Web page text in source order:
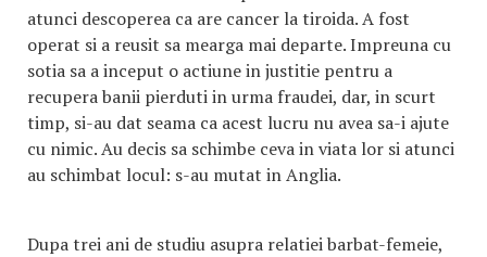
atunci descoperea ca are cancer la tiroida. A fost
operat si a reusit sa mearga mai departe. Impreuna cu
sotia sa a inceput o actiune in justitie pentru a
recupera banii pierduti in urma fraudei, dar, in scurt
timp, si-au dat seama ca acest lucru nu avea sa-i ajute
cu nimic. Au decis sa schimbe ceva in viata lor si atunci
au schimbat locul: s-au mutat in Anglia.
Dupa trei ani de studiu asupra relatiei barbat-femeie,